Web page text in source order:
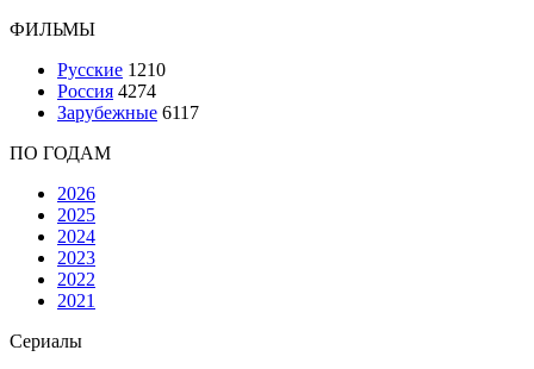
ФИЛЬМЫ
Русские 1210
Россия 4274
Зарубежные 6117
ПО ГОДАМ
2026
2025
2024
2023
2022
2021
Сериалы